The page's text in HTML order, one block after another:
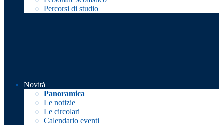
Percorsi di studio
Novità
Panoramica
Le notizie
Le circolari
Calendario eventi